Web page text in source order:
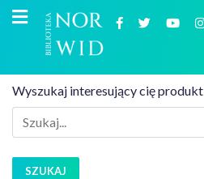
Wyszukaj interesujący cię produkt
SZUKAJ